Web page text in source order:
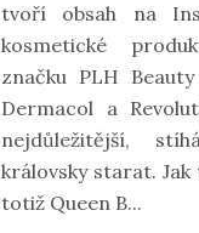
tvoří obsah na
kosmetické
značku PLH
Dermacol a
nejdůležitější,
královsky starat. Jak
totiž Queen B...